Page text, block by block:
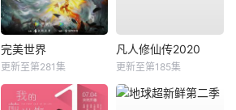
完美世界
更新至第281集
凡人修仙传2020
更新至第185集